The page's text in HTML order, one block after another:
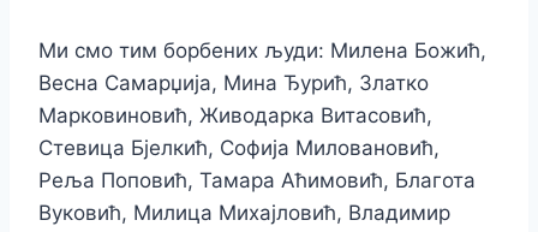
Ми смо тим борбених људи: Милена Божић,
Весна Самарџија, Мина Ђурић, Златко
Марковиновић, Живодарка Витасовић,
Стевица Бјелкић, Софија Миловановић,
Реља Поповић, Тамара Аћимовић, Благота
Вуковић, Милица Михајловић, Владимир